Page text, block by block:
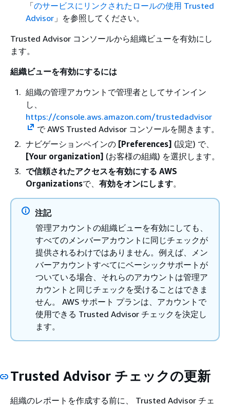
「のサービスにリンクされたロールの使用 Trusted
Advisor 」を参照してください。
Trusted Advisor コンソールから組織ビューを有効にし
ます。
組織ビューを有効にするには
組織の管理アカウントで管理者としてサインイン
し、
https://console.aws.amazon.com/trustedadvisor
で AWS Trusted Advisor コンソールを開きます。
ナビゲーションペインの [Preferences] (設定) で、
[Your organization] (お客様の組織) を選択します。
で信頼されたアクセスを有効にする AWS
Organizationsで、 有効をオンにします。
注記
管理アカウントの組織ビューを有効にしても、
すべてのメンバーアカウントに同じチェックが
提供されるわけではありません。例えば、メン
バーアカウントすべてにベーシックサポートが
ついている場合、それらのアカウントは管理ア
カウントと同じチェックを受けることはできま
せん。 AWS サポート プランは、アカウントで
使用できる Trusted Advisor チェックを決定し
ます。
Trusted Advisor チェックの更新
組織のレポートを作成する前に、 Trusted Advisor チェ